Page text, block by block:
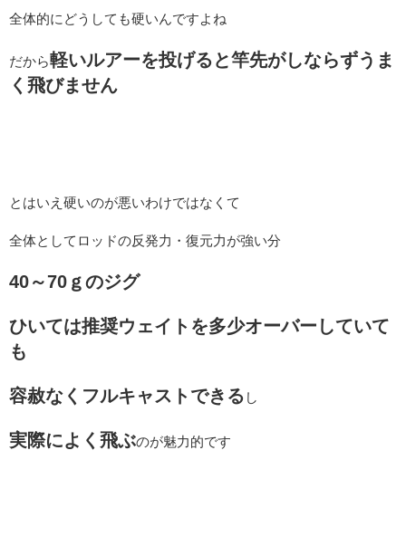
全体的にどうしても硬いんですよね
だから軽いルアーを投げると竿先がしならずうま
く飛びません
とはいえ硬いのが悪いわけではなくて
全体としてロッドの反発力・復元力が強い分
40～70ｇのジグ
ひいては推奨ウェイトを多少オーバーしていて
も
容赦なくフルキャストできる し
実際によく飛ぶのが魅力的です